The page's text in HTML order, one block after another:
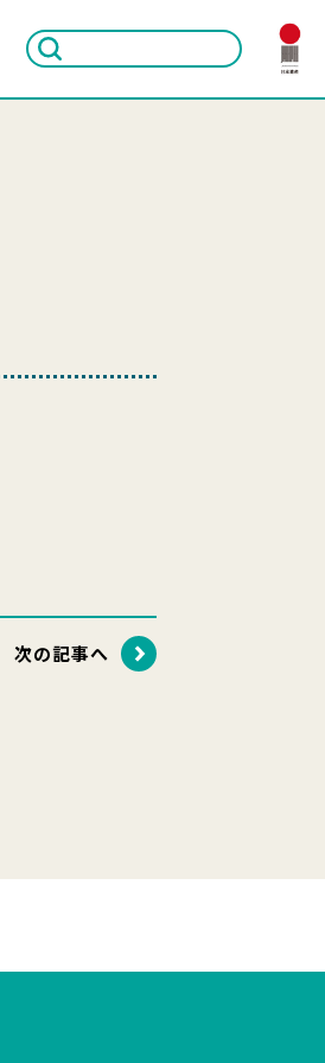
次の記事へ